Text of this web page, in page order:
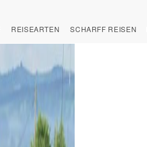
REISEARTEN SCHARFF REISEN